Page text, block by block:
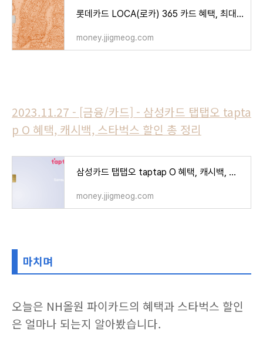
롯데카드 LOCA(로카) 365 카드 혜택, 최대 8만원 캐시백 이벤트
money.jjigmeog.com
2023.11.27 - [금융/카드] - 삼성카드 탭탭오 tapta
p O 혜택, 캐시백, 스타벅스 할인 총 정리
삼성카드 탭탭오 taptap O 혜택, 캐시백, 스타벅스 할인 총 정리
money.jjigmeog.com
마치며
오늘은 NH올원 파이카드의 혜택과 스타벅스 할인
은 얼마나 되는지 알아봤습니다.